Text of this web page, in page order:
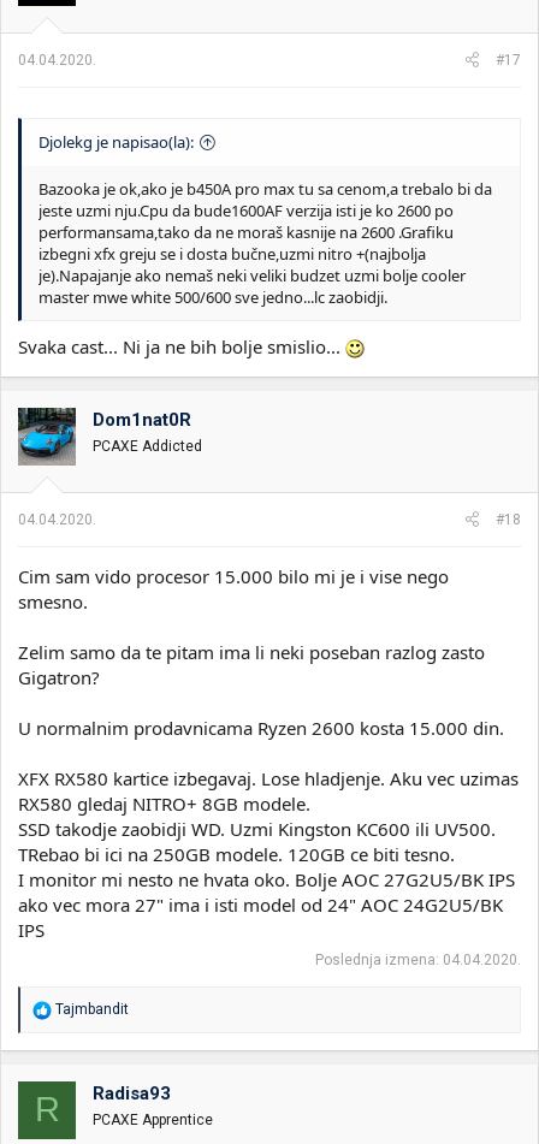
n
:
04.04.2020. #17
Djolekg je napisao(la):
Bazooka je ok,ako je b450A pro max tu sa cenom,a trebalo bi da
jeste uzmi nju.Cpu da bude1600AF verzija isti je ko 2600 po
performansama,tako da ne moraš kasnije na 2600 .Grafiku
izbegni xfx greju se i dosta bučne,uzmi nitro +(najbolja
je).Napajanje ako nemaš neki veliki budzet uzmi bolje cooler
master mwe white 500/600 sve jedno...lc zaobidji.
Svaka cast... Ni ja ne bih bolje smislio...
Dom1nat0R
PCAXE Addicted
04.04.2020. #18
Cim sam vido procesor 15.000 bilo mi je i vise nego
smesno.
Zelim samo da te pitam ima li neki poseban razlog zasto
Gigatron?
U normalnim prodavnicama Ryzen 2600 kosta 15.000 din.
XFX RX580 kartice izbegavaj. Lose hladjenje. Aku vec uzimas
RX580 gledaj NITRO+ 8GB modele.
SSD takodje zaobidji WD. Uzmi Kingston KC600 ili UV500.
TRebao bi ici na 250GB modele. 120GB ce biti tesno.
I monitor mi nesto ne hvata oko. Bolje AOC 27G2U5/BK IPS
ako vec mora 27" ima i isti model od 24" AOC 24G2U5/BK
IPS
Poslednja izmena: 04.04.2020.
R
o
v
a
Tajmbandit
R Radisa93
PCAXE Apprentice